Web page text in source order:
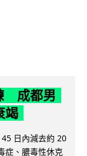
成都男
竭
日內減去約 20
症、膿毒性休克